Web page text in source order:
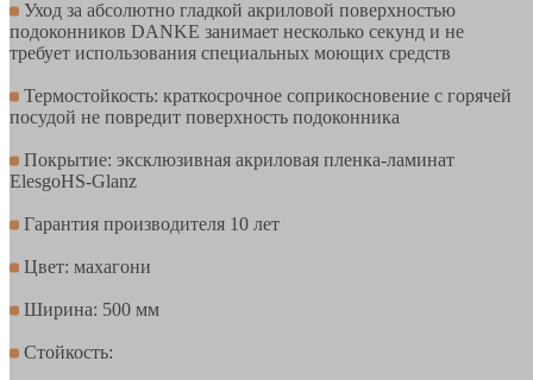
Уход за абсолютно гладкой акриловой поверхностью
подоконников DANKE занимает несколько секунд и не
требует использования специальных моющих средств
Термостойкость: краткосрочное соприкосновение с горячей
посудой не повредит поверхность подоконника
Покрытие: эксклюзивная акриловая пленка-ламинат
ElesgoHS-Glanz
Гарантия производителя 10 лет
Цвет: махагони
Ширина: 500 мм
Стойкость: